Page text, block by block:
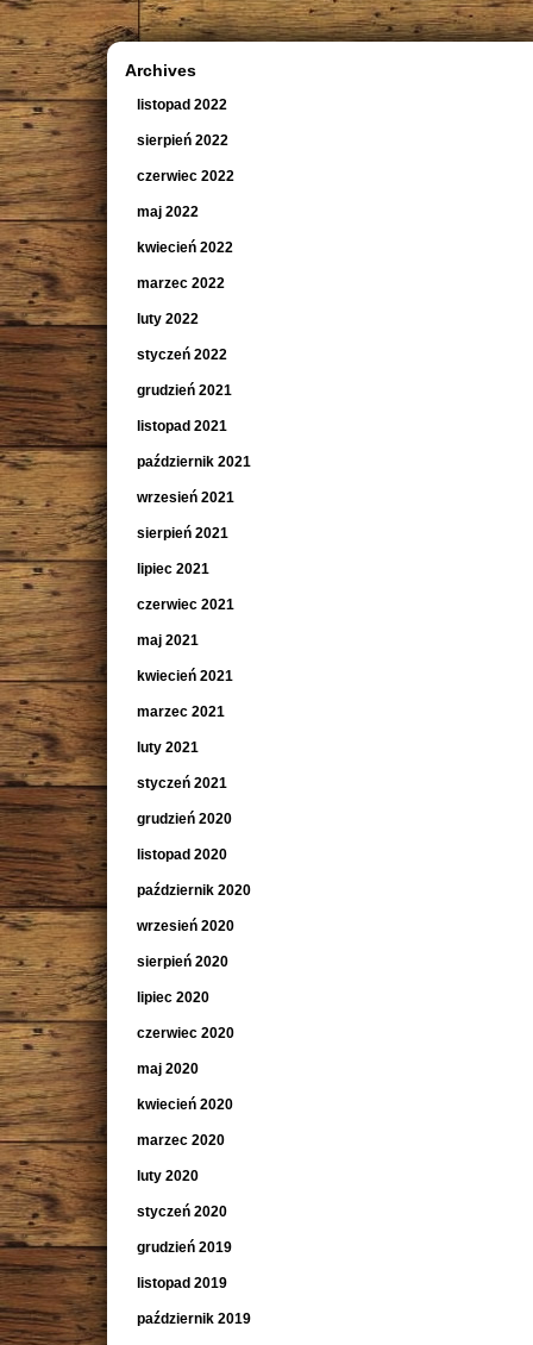
Archives
listopad 2022
sierpień 2022
czerwiec 2022
maj 2022
kwiecień 2022
marzec 2022
luty 2022
styczeń 2022
grudzień 2021
listopad 2021
październik 2021
wrzesień 2021
sierpień 2021
lipiec 2021
czerwiec 2021
maj 2021
kwiecień 2021
marzec 2021
luty 2021
styczeń 2021
grudzień 2020
listopad 2020
październik 2020
wrzesień 2020
sierpień 2020
lipiec 2020
czerwiec 2020
maj 2020
kwiecień 2020
marzec 2020
luty 2020
styczeń 2020
grudzień 2019
listopad 2019
październik 2019